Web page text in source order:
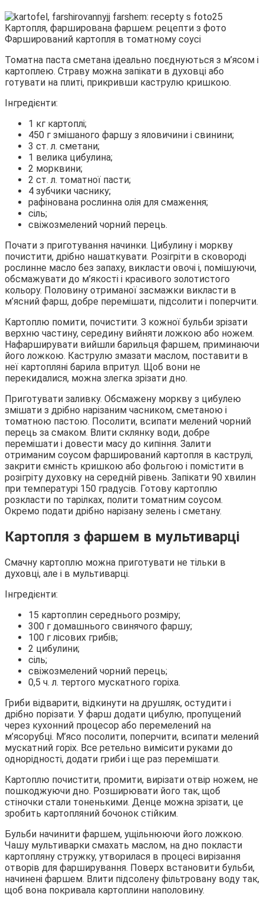
Фарширований картопля в томатному соусі
Томатна паста сметана ідеально поєднуються з м’ясом і
картоплею. Страву можна запікати в духовці або
готувати на плиті, прикривши каструлю кришкою.
Інгредієнти:
1 кг картоплі;
450 г змішаного фаршу з яловичини і свинини;
3 ст. л. сметани;
1 велика цибулина;
2 морквини;
2 ст. л. томатної пасти;
4 зубчики часнику;
рафінована рослинна олія для смаження;
сіль;
свіжозмелений чорний перець.
Почати з приготування начинки. Цибулину і моркву
почистити, дрібно нашаткувати. Розігріти в сковороді
рослинне масло без запаху, викласти овочі і, помішуючи,
обсмажувати до м’якості і красивого золотистого
кольору. Половину отриманої засмажки викласти в
м’ясний фарш, добре перемішати, підсолити і поперчити.
Картоплю помити, почистити. З кожної бульби зрізати
верхню частину, середину вийняти ложкою або ножем.
Нафарширувати вийшли барильця фаршем, приминаючи
його ложкою. Каструлю змазати маслом, поставити в
неї картопляні барила впритул. Щоб вони не
перекидалися, можна злегка зрізати дно.
Приготувати заливку. Обсмажену моркву з цибулею
змішати з дрібно нарізаним часником, сметаною і
томатною пастою. Посолити, всипати мелений чорний
перець за смаком. Влити склянку води, добре
перемішати і довести масу до кипіння. Залити
отриманим соусом фарширований картопля в каструлі,
закрити ємність кришкою або фольгою і помістити в
розігріту духовку на середній рівень. Запікати 90 хвилин
при температурі 150 градусів. Готову картоплю
розкласти по тарілках, полити томатним соусом.
Окремо подати дрібно нарізану зелень і сметану.
Картопля з фаршем в мультиварці
Смачну картоплю можна приготувати не тільки в
духовці, але і в мультиварці.
Інгредієнти:
15 картоплин середнього розміру;
300 г домашнього свинячого фаршу;
100 г лісових грибів;
2 цибулини;
сіль;
свіжозмелений чорний перець;
0,5 ч. л. тертого мускатного горіха.
Гриби відварити, відкинути на друшляк, остудити і
дрібно порізати. У фарш додати цибулю, пропущений
через кухонний процесор або перемелений на
м’ясорубці. М’ясо посолити, поперчити, всипати мелений
мускатний горіх. Все ретельно вимісити руками до
однорідності, додати гриби і ще раз перемішати.
Картоплю почистити, промити, вирізати отвір ножем, не
пошкоджуючи дно. Розширювати його так, щоб
стіночки стали тоненькими. Денце можна зрізати, це
зробить картопляний бочонок стійким.
Бульби начинити фаршем, ущільнюючи його ложкою.
Чашу мультиварки смахать маслом, на дно покласти
картопляну стружку, утворилася в процесі вирізання
отворів для фарширування. Поверх встановити бульби,
начинені фаршем. Влити підсолену фільтровану воду так,
щоб вона покривала картоплини наполовину.